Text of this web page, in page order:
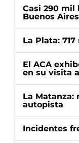
Casi 290 mil
Buenos Aires
La Plata:
El ACA
en su visita
La Matanza:
autopista
Incidentes